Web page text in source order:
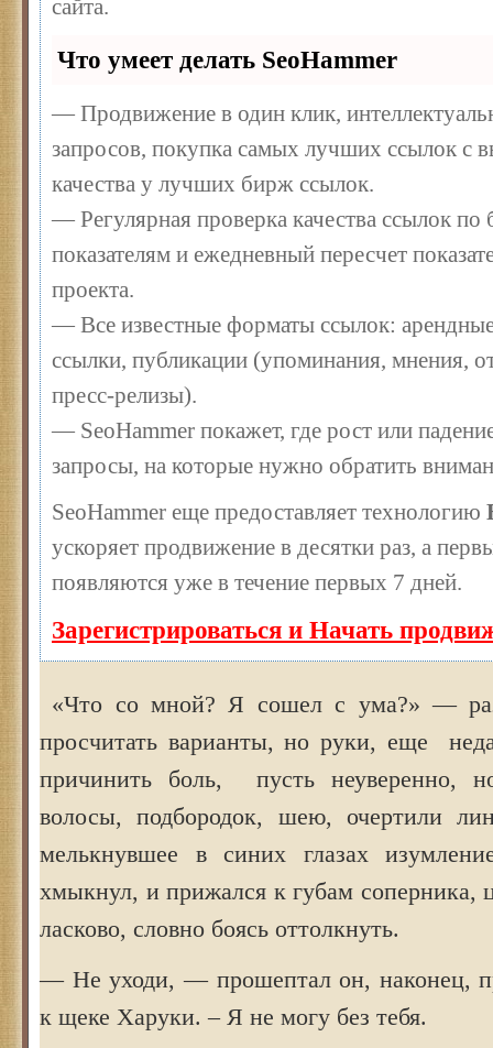
сайта.
Что умеет делать SeoHammer
— Продвижение в один клик,
запросов, покупка самых лучших ссылок с
качества у лучших бирж ссылок.
— Регулярная проверка качества ссылок по
показателям и ежедневный пересчет
проекта.
— Все известные форматы ссылок:
ссылки, публикации (упоминания, мнения,
пресс-релизы).
— SeoHammer покажет, где рост или
запросы, на которые нужно обратить
SeoHammer еще предоставляет технологию
ускоряет продвижение в десятки раз, а
появляются уже в течение первых 7 дней.
Зарегистрироваться и Начать
«Что со мной? Я сошел с ума?» —
просчитать варианты, но руки, еще
причинить боль, пусть неуверенно,
волосы, подбородок, шею, очертили
мелькнувшее в синих глазах
хмыкнул, и прижался к губам соперника,
ласково, словно боясь оттолкнуть.
— Не уходи, — прошептал он, наконец,
к щеке Харуки. – Я не могу без тебя.